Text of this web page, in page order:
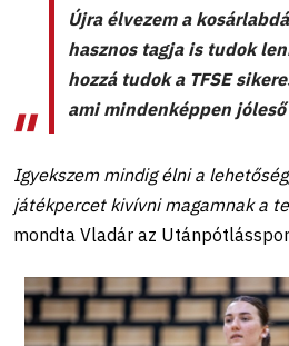
Újra élvezem a
hasznos tagja is tudok
hozzá tudok a TFSE
ami mindenképpen jóleső
Igyekszem mindig élni a
játékpercet kivívni magamnak a
mondta Vladár az